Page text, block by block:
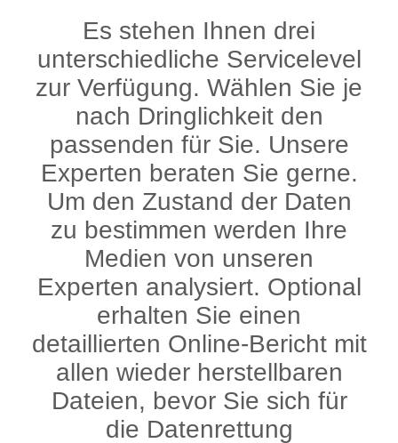
Es stehen Ihnen drei
unterschiedliche Servicelevel
zur Verfügung. Wählen Sie je
nach Dringlichkeit den
passenden für Sie. Unsere
Experten beraten Sie gerne.
Um den Zustand der Daten
zu bestimmen werden Ihre
Medien von unseren
Experten analysiert. Optional
erhalten Sie einen
detaillierten Online-Bericht mit
allen wieder herstellbaren
Dateien, bevor Sie sich für
die Datenrettung